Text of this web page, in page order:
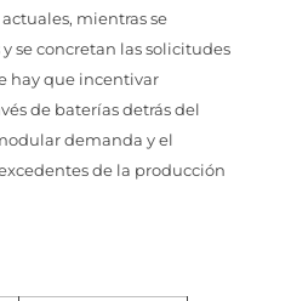
mientras se
se concretan las solicitudes
hay que incentivar
de baterías detrás del
demanda y el
de la producción